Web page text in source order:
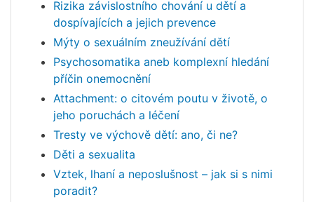
Rizika závislostního chování u dětí a
dospívajících a jejich prevence
Mýty o sexuálním zneužívání dětí
Psychosomatika aneb komplexní hledání
příčin onemocnění
Attachment: o citovém poutu v životě, o
jeho poruchách a léčení
Tresty ve výchově dětí: ano, či ne?
Děti a sexualita
Vztek, lhaní a neposlušnost – jak si s nimi
poradit?